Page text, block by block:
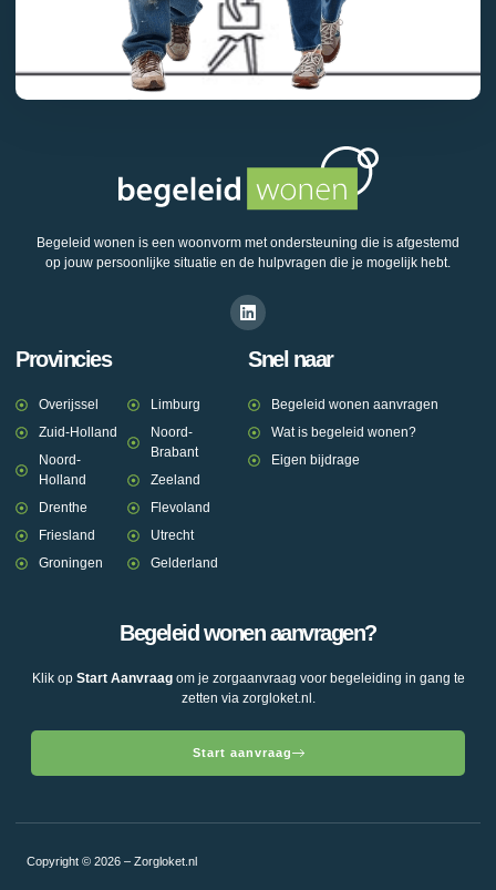
Begeleid wonen is een woonvorm met ondersteuning die is afgestemd
op jouw persoonlijke situatie en de hulpvragen die je mogelijk hebt.
Provincies
Overijssel
Zuid-Holland
Noord-
Holland
Drenthe
Friesland
Groningen
Limburg
Noord-
Brabant
Zeeland
Flevoland
Utrecht
Gelderland
Snel naar
Begeleid wonen aanvragen
Wat is begeleid wonen?
Eigen bijdrage
Begeleid wonen aanvragen?
Klik op Start Aanvraagom je zorgaanvraag voor begeleiding in gang te
zetten via zorgloket.nl.
Start aanvraag
Copyright © 2026 – Zorgloket.nl